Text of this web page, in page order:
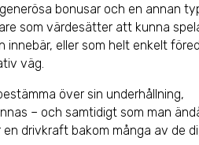
bonusar och en annan
som värdesätter att kunna
eller som helt enkelt
väg.
över sin underhållning,
– och samtidigt som man
drivkraft bakom många av de